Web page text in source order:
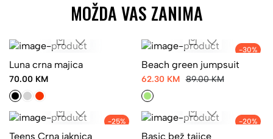
MOŽDA VAS ZANIMA
Luna crna majica
70.00 KM
-30%
Beach green jumpsuit
62.30 KM 89.00 KM
-25%
Teens Crna jaknica
-20%
Basic bež tajice